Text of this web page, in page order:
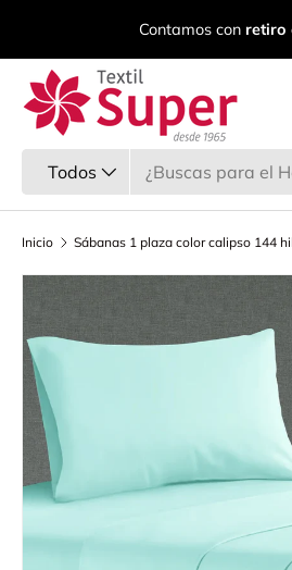
Ir al contenido
Contamos conretiro
Todos
Inicio Sábanas 1 plaza color calipso 144